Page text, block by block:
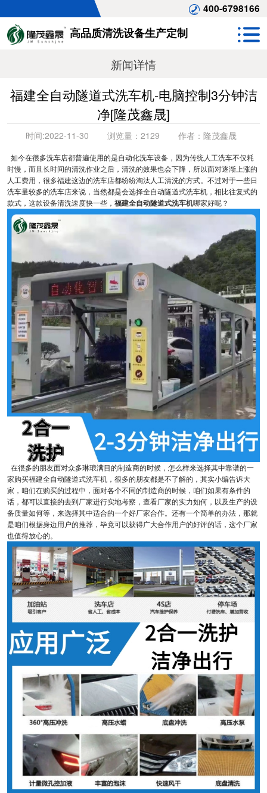
400-6798166
高品质清洗设备生产定制
新闻详情
福建全自动隧道式洗车机-电脑控制3分钟洁
净[隆茂鑫晟]
时间:2022-11-30 浏览量： 2129 作者： 隆茂鑫晟
如今在很多洗车店都普遍使用的是自动化洗车设备，因为传统人工洗车不仅耗
时慢，而且长时间的清洗作业之后，清洗的效果也会下降，所以面对逐渐上涨的
人工费用，很多福建这边的洗车店都纷纷淘汰人工清洗的方式。不过对于一些日
洗车量较多的洗车店来说，当然都是会选择全自动隧道式洗车机，相比往复式的
款式，这款设备清洗速度快一些， 福建全自动隧道式洗车机哪家好呢？
在很多的朋友面对众多琳琅满目的制造商的时候，怎么样来选择其中靠谱的一
家购买福建全自动隧道式洗车机，很多的朋友都是不了解的，其实小编告诉大
家，咱们在购买的过程中，面对各个不同的制造商的时候，咱们如果有条件的
话，都可以直接的去到厂家进行实地考察，查看厂家的实力如何，以及生产的设
备质量如何等，来选择其中适合的一个好厂家合作。还有一个简单的办法，那就
是咱们根据身边用户的推荐，毕竟可以获得广大合作用户的好评的话，这个厂家
也值得放心的。